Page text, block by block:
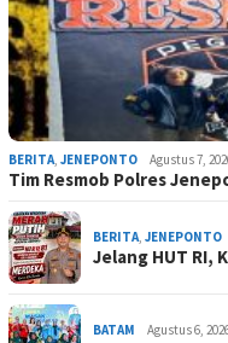
BERITA, JENEPONTO Agustus 7,
Tim Resmob Polres
BERITA, JENEPONTO
Jelang HUT RI,
BATAM Agustus 6,